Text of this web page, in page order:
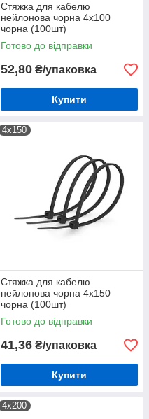
Стяжка для кабелю
нейлонова чорна 4х100
чорна (100шт)
Готово до відправки
52,80 ₴/упаковка
Купити
4х150
Стяжка для кабелю
нейлонова чорна 4х150
чорна (100шт)
Готово до відправки
41,36 ₴/упаковка
Купити
4х200